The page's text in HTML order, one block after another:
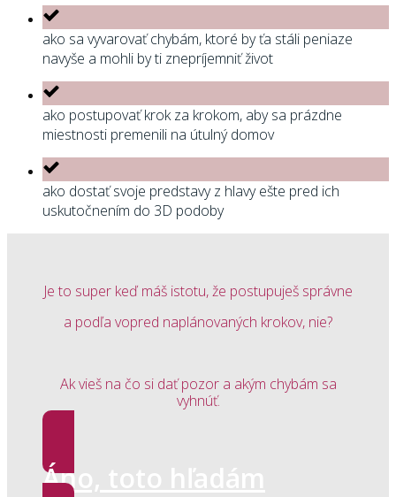
ako sa vyvarovať chybám, ktoré by ťa stáli peniaze
navyše a mohli by ti znepríjemniť život
ako postupovať krok za krokom, aby sa prázdne
miestnosti premenili na útulný domov
ako dostať svoje predstavy z hlavy ešte pred ich
uskutočnením do 3D podoby
Je to super keď máš istotu, že postupuješ správne
a podľa vopred naplánovaných krokov, nie?
Ak vieš na čo si dať pozor a akým chybám sa
vyhnúť.
Áno, toto hľadám